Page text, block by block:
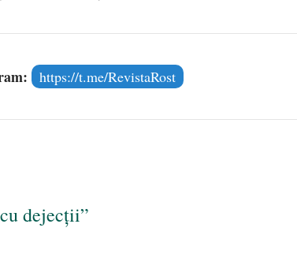
https://t.me/RevistaRost
dejecții”